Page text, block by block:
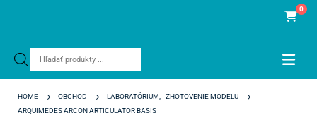
Products
0
HOME OBCHOD LABORATÓRIUM
ZHOTOVENIE MODELU
ARQUIMEDES ARCON ARTICULATOR BASIS